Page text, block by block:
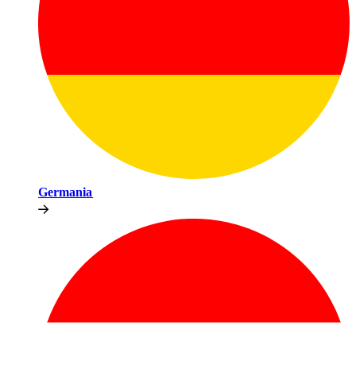
Germania​​